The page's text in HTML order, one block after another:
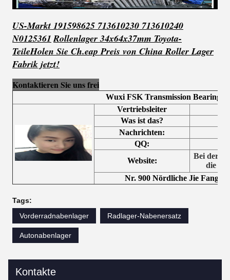
US-Markt 191598625 713610230 713610240
N0125361 Rollenlager 34x64x37mm Toyota-
TeileHolen Sie Ch.eap Preis von China Roller Lager
Fabrik jetzt!
Kontaktieren Sie uns frei
Wuxi FSK Transmission Bearing
Vertriebsleiter
Was ist das?
Nachrichten:
QQ:
Website:
Bei der
die
Nr. 900 Nördliche Jie Fang
Tags:
Vorderradnabenlager
Radlager-Nabenersatz
Autonabenlager
Kontakte